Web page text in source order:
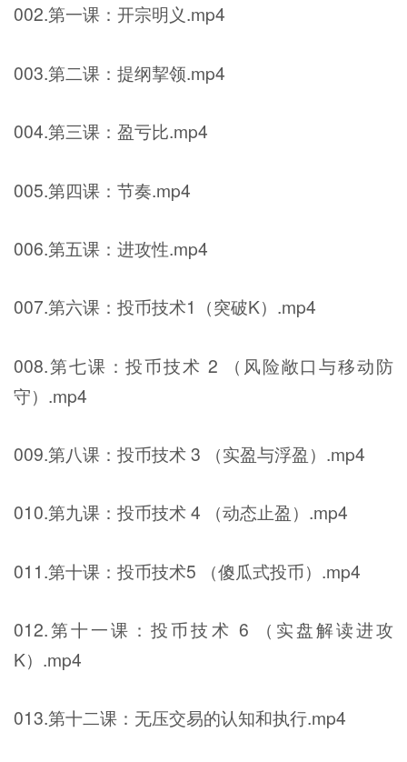
002.第一课：开宗明义.mp4
003.第二课：提纲挈领.mp4
004.第三课：盈亏比.mp4
005.第四课：节奏.mp4
006.第五课：进攻性.mp4
007.第六课：投币技术1（突破K）.mp4
008.第七课：投币技术 2 （风险敞口与移动防
守）.mp4
009.第八课：投币技术 3 （实盈与浮盈）.mp4
010.第九课：投币技术 4 （动态止盈）.mp4
011.第十课：投币技术5 （傻瓜式投币）.mp4
012.第十一课：投币技术 6 （实盘解读进攻
K）.mp4
013.第十二课：无压交易的认知和执行.mp4